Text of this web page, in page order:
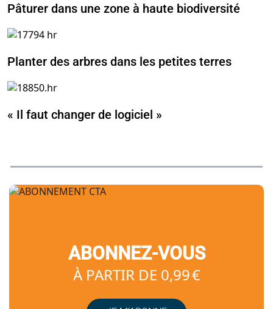
Pâturer dans une zone à haute biodiversité
Planter des arbres dans les petites terres
« Il faut changer de logiciel »
ABONNEZ-VOUS
À PARTIR DE 0,99 €